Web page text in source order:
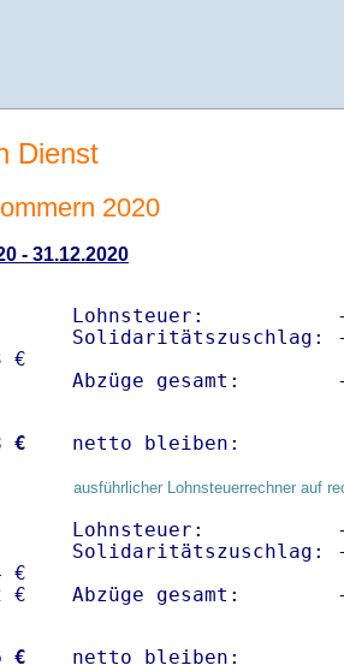
Dienst
2020
- 31.12.2020
Lohnsteuer:           -
Solidaritätszuschlag:
Abzüge gesamt:        -
€ netto bleiben:
ausführlicher Lohnsteuerrechner auf
€
Lohnsteuer:           -
Solidaritätszuschlag:
Abzüge gesamt:        -
€
netto bleiben: